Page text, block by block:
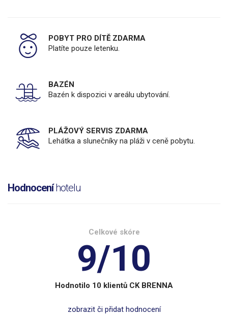
POBYT PRO DÍTĚ ZDARMA
Platíte pouze letenku.
BAZÉN
Bazén k dispozici v areálu ubytování.
PLÁŽOVÝ SERVIS ZDARMA
Lehátka a slunečníky na pláži v ceně pobytu.
Hodnoceníhotelu
Celkové skóre
9/10
Hodnotilo 10 klientů CK BRENNA
zobrazit či přidat hodnocení